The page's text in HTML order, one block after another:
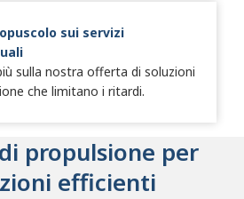
1-Pager Update
sui servizi
sulla nostra offerta di soluzioni
che limitano i ritardi.
propulsione per
efficienti